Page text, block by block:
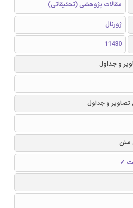
مقالات پژوهشی (تحقیقاتی)
ژورنال
11430
و جداول
و جداول
متن
✓